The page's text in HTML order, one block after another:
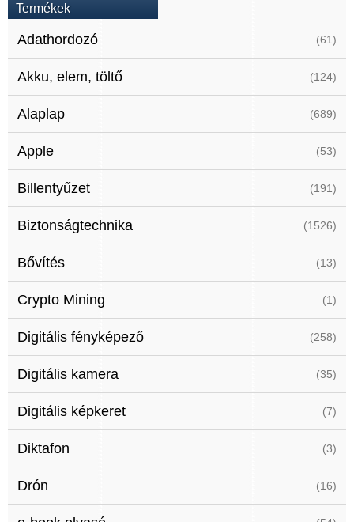
Termékek
Adathordozó (61)
Akku, elem, töltő (124)
Alaplap (689)
Apple (53)
Billentyűzet (191)
Biztonságtechnika (1526)
Bővítés (13)
Crypto Mining (1)
Digitális fényképező (258)
Digitális kamera (35)
Digitális képkeret (7)
Diktafon (3)
Drón (16)